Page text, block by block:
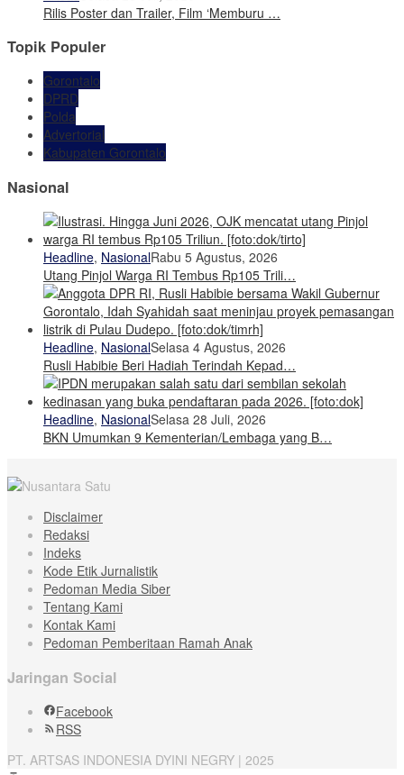
Rilis Poster dan Trailer, Film ‘Memburu …
Topik Populer
Gorontalo
DPRD
Polda
Advertorial
Kabupaten Gorontalo
Nasional
Headline, NasionalRabu 5 Agustus, 2026
Utang Pinjol Warga RI Tembus Rp105 Trili…
Headline, NasionalSelasa 4 Agustus, 2026
Rusli Habibie Beri Hadiah Terindah Kepad…
Headline, NasionalSelasa 28 Juli, 2026
BKN Umumkan 9 Kementerian/Lembaga yang B…
Disclaimer
Redaksi
Indeks
Kode Etik Jurnalistik
Pedoman Media Siber
Tentang Kami
Kontak Kami
Pedoman Pemberitaan Ramah Anak
Jaringan Social
Facebook
RSS
PT. ARTSAS INDONESIA DYINI NEGRY | 2025